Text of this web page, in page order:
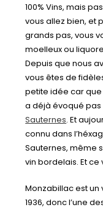
100% Vins, mais
vous allez bien, et
grands pas, vous
moelleux ou
Depuis que nous
vous êtes de
petite idée car que
a déjà évoqué
Sauternes. Et
connu dans
Sauternes, même
vin bordelais. Et ce
Monzabillac est un
1936, donc l’une